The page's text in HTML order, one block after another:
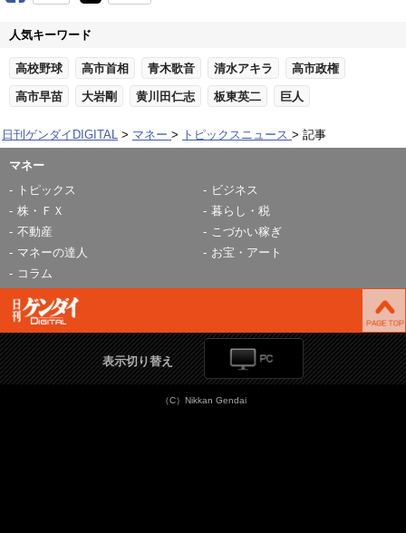
人気キーワード
高校野球 高市首相 青木歌音 清水アキラ 高市政権
高市早苗 大岩剛 黄川田仁志 板東英二 巨人
日刊ゲンダイDIGITAL マネー トピックスニュース 記事
マネー
トピックス
ビジネス
株・ＦＸ
暮らし・税
不動産
こづかい稼ぎ
マネーの達人
お宝・アート
コラム
表示切り替え
（C）Nikkan Gendai